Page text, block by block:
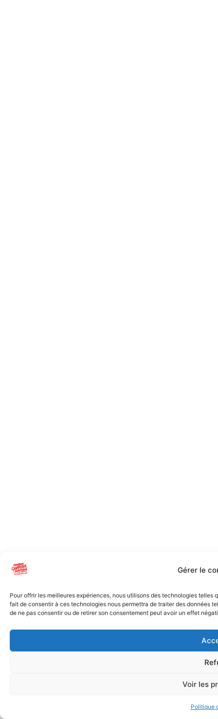
Gérer le
Pour offrir les meilleures expériences, nous utilisons des technologies
fait de consentir à ces technologies nous permettra de traiter des données
de ne pas consentir ou de retirer son consentement peut avoir un effet
Voir les
Politique